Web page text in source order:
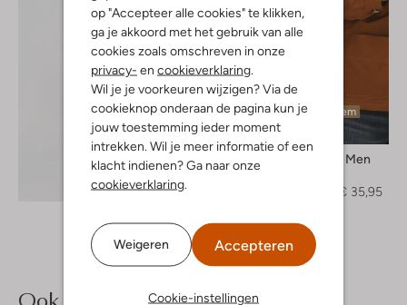
op "Accepteer alle cookies" te klikken,
ga je akkoord met het gebruik van alle
cookies zoals omschreven in onze
privacy- en cookieverklaring
Wil je je voorkeuren wijzigen? Via de
cookieknop onderaan de pagina kun je
jouw toestemming ieder moment
intrekken. Wil je meer informatie of een
klacht indienen? Ga naar onze
cookieverklaring
Weigeren Accepteren
Cookie-instellingen
Ontdek de look
Laatste item
Selected Men
€ 35,95